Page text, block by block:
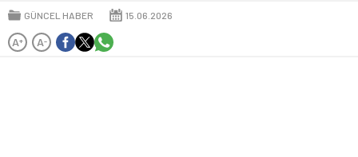
GÜNCEL HABER 15.06.2026
A+ A-